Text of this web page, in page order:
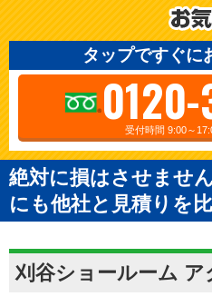
タップですぐに
受付時間 9:00～
絶対に損はさせませ
にも他社と見積りを
刈谷ショールーム